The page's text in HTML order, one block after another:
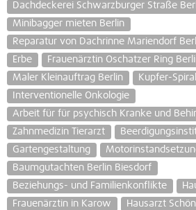
Dachdeckerei Schwarzburger Straße
Minibagger mieten Berlin
Reparatur von Dachrinne Mariendorf
Erbe
Frauenärztin Oschatzer Ring
Maler Kleinauftrag Berlin
Kupfer-
Interventionelle Onkologie
Arbeit für für psychisch Kranke und
Zahnmedizin Tierarzt
Gartengestaltung
Baumgutachten Berlin Biesdorf
Beziehungs- und Familienkonflikte
Frauenärztin in Karow
Hausarzt